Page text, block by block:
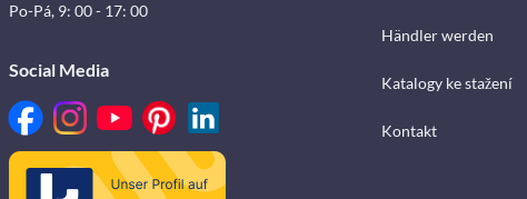
Po-Pá, 9: 00 - 17: 00
Social Media
Händler werden
Katalogy ke stažení
Kontakt